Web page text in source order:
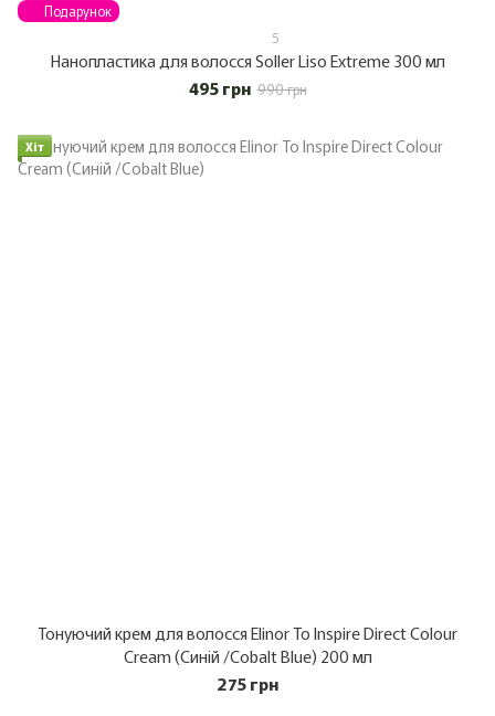
Подарунок
5
Нанопластика для волосся Soller Liso Extreme 300 мл
495 грн 990 грн
Хіт
Тонуючий крем для волосся Elinor To Inspire Direct Colour
Cream (Синій /Cobalt Blue) 200 мл
275 грн